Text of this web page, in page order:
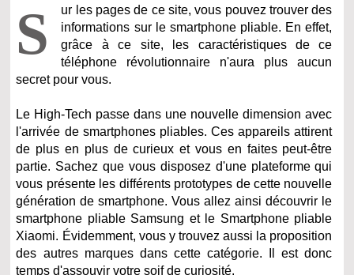
S
ur les pages de ce site, vous pouvez trouver des
informations sur le smartphone pliable. En effet,
grâce à ce site, les caractéristiques de ce
téléphone révolutionnaire n'aura plus aucun
secret pour vous.
Le High-Tech passe dans une nouvelle dimension avec
l'arrivée de smartphones pliables. Ces appareils attirent
de plus en plus de curieux et vous en faites peut-être
partie. Sachez que vous disposez d'une plateforme qui
vous présente les différents prototypes de cette nouvelle
génération de smartphone. Vous allez ainsi découvrir le
smartphone pliable Samsung et le Smartphone pliable
Xiaomi. Évidemment, vous y trouvez aussi la proposition
des autres marques dans cette catégorie. Il est donc
temps d'assouvir votre soif de curiosité.